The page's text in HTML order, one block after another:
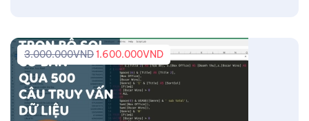
3.000.000VND1.600.000VND